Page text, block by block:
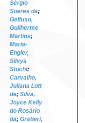
Sérgio
Soares da;
Gelfuso,
Guilherme
Martins;
Maria-
Engler,
Silvya
Stuchi;
Carvalho,
Juliana Lott
de; Silva,
Joyce Kelly
do Rosário
da; Gratieri,